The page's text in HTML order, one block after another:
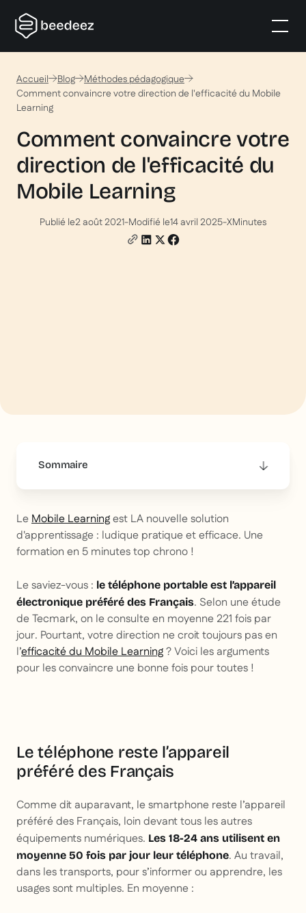
Accueil Blog
Méthodes pédagogique
Comment convaincre votre direction de l'efficacité du Mobile
Learning
Comment convaincre votre
direction de l'efficacité du
Mobile Learning
Publié le2 août 2021-Modifié le14 avril 2025-XMinutes
Sommaire
LeMobile Learningest LA nouvelle solution
d'apprentissage : ludique pratique et efficace. Une
formation en 5 minutes top chrono !
Le saviez-vous : le téléphone portable est l’appareil
électronique préféré des Français. Selon une étude
de Tecmark, on le consulte en moyenne 221 fois par
jour. Pourtant, votre direction ne croit toujours pas en
l’efficacité du Mobile Learning? Voici les arguments
pour les convaincre une bonne fois pour toutes !
Le téléphone reste l’appareil
préféré des Français
Comme dit auparavant, le smartphone reste l’appareil
préféré des Français, loin devant tous les autres
équipements numériques. Les 18-24 ans utilisent en
moyenne 50 fois par jour leur téléphone. Au travail,
dans les transports, pour s’informer ou apprendre, les
usages sont multiples. En moyenne :